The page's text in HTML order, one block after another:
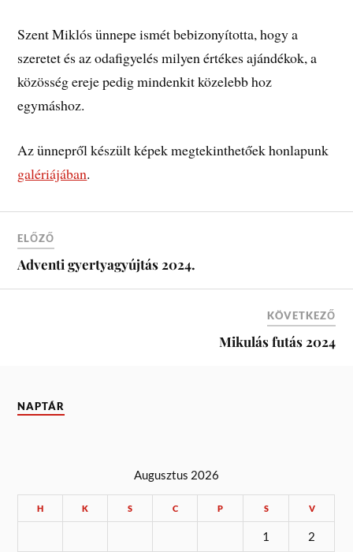
Szent Miklós ünnepe ismét bebizonyította, hogy a
szeretet és az odafigyelés milyen értékes ajándékok, a
közösség ereje pedig mindenkit közelebb hoz
egymáshoz.
Az ünnepről készült képek megtekinthetőek honlapunk
galériájában.
ELŐZŐ
Adventi gyertyagyújtás 2024.
KÖVETKEZŐ
Mikulás futás 2024
NAPTÁR
Augusztus 2026
H K S C P S V
1 2